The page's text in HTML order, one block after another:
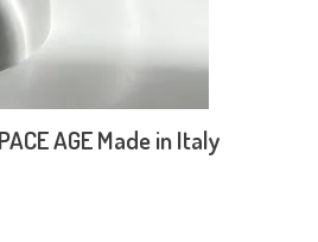
AGE Made in Italy